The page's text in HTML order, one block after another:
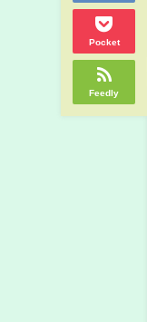
Pocket
Feedly